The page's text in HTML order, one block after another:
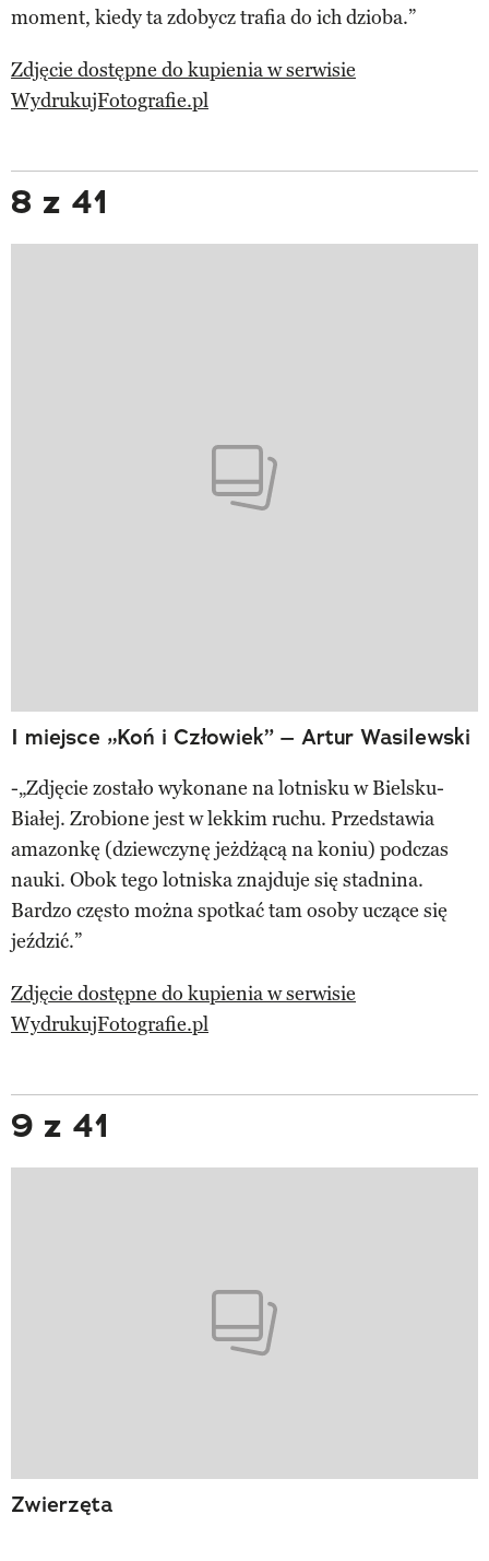
moment, kiedy ta zdobycz trafia do ich dzioba.”
Zdjęcie dostępne do kupienia w serwisie
WydrukujFotografie.pl
8 z 41
I miejsce „Koń i Człowiek” – Artur Wasilewski
-„Zdjęcie zostało wykonane na lotnisku w Bielsku-
Białej. Zrobione jest w lekkim ruchu. Przedstawia
amazonkę (dziewczynę jeżdżącą na koniu) podczas
nauki. Obok tego lotniska znajduje się stadnina.
Bardzo często można spotkać tam osoby uczące się
jeździć.”
Zdjęcie dostępne do kupienia w serwisie
WydrukujFotografie.pl
9 z 41
Zwierzęta